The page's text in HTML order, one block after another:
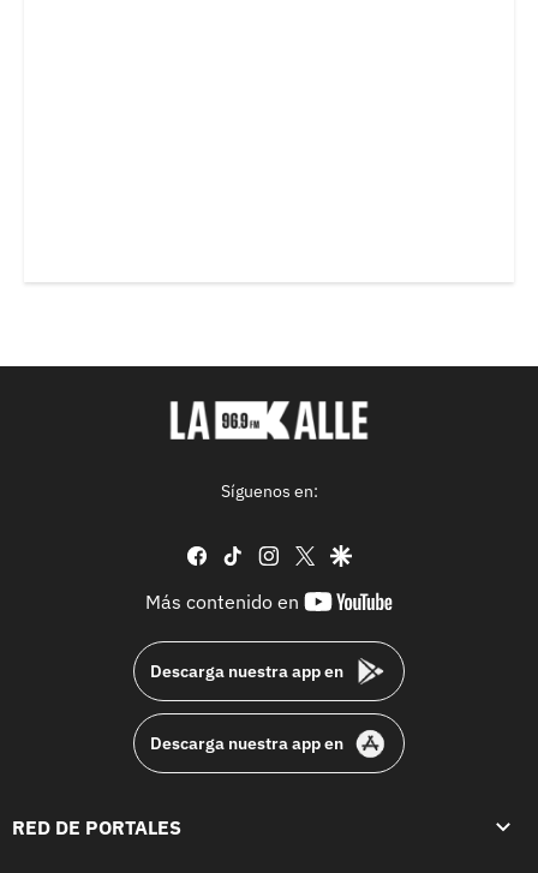
Síguenos en:
facebook
tiktok instagram
twittergoogle
Más contenido en
youtube-
Descarga nuestra app en
Descarga nuestra app en
RED DE PORTALES